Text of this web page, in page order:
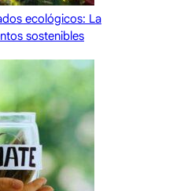
ecológicos: La
sostenibles